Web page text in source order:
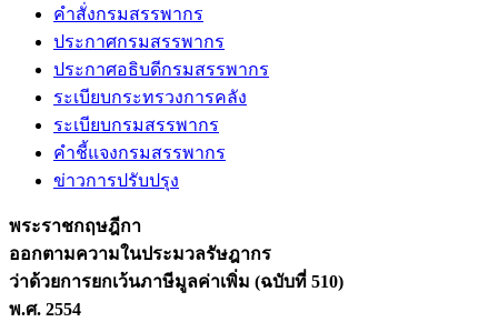
คำสั่งกรมสรรพากร
ประกาศกรมสรรพากร
ประกาศอธิบดีกรมสรรพากร
ระเบียบกระทรวงการคลัง
ระเบียบกรมสรรพากร
คำชี้แจงกรมสรรพากร
ข่าวการปรับปรุง
พระราชกฤษฎีกา
ออกตามความในประมวลรัษฎากร
ว่าด้วยการยกเว้นภาษีมูลค่าเพิ่ม (ฉบับที่ 510)
พ.ศ. 2554